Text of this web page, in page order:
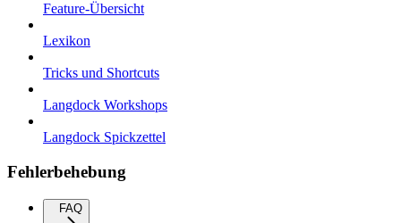
Feature-Übersicht
Lexikon
Tricks und Shortcuts
Langdock Workshops
Langdock Spickzettel
Fehlerbehebung
FAQ